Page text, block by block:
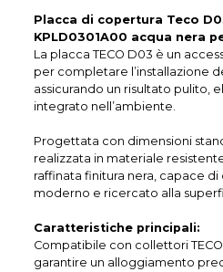
Placca di copertura Teco
KPLD0301A00 acqua nera
La placca TECO D03 è un
per completare l’installazione
assicurando un risultato pulito,
integrato nell’ambiente.
Progettata con dimensioni
realizzata in materiale
raffinata finitura nera, capace
moderno e ricercato alla
Caratteristiche principali:
Compatibile con collettori
garantire un alloggiamento